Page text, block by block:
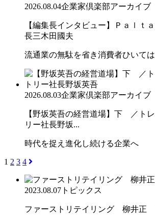
2026.08.04企業家倶楽部アーカイブ
【編集長インタビュー】Ｐａｌｔ
長三木田國夫
流通業の無駄を省き消費者ひいて
2026.08.03企業家倶楽部アーカイブ
【野坂英吾の経営道場】下 ／ト
リー社長野坂...
時代を捉え進化し続ける企業へ
1 2 3 4
2023.08.07 トピックス
ファーストリテイリング 柳井正